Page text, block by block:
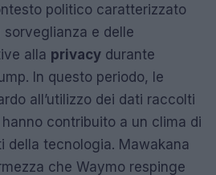
politico caratterizzato
e delle
alla privacy durante
In questo periodo, le
all’utilizzo dei dati raccolti
contribuito a un clima di
della tecnologia. Mawakana
che Waymo respinge